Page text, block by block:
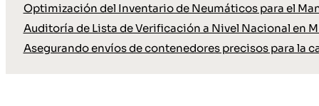
Optimización del Inventario de Neumáticos para el
Auditoría de Lista de Verificación a Nivel Nacional en
Asegurando envíos de contenedores precisos para la